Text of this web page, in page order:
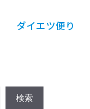
ダイエツ便り
検索